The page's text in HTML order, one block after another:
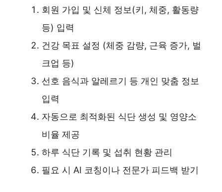
회원 가입 및 신체 정보(키, 체중, 활동량
등) 입력
건강 목표 설정 (체중 감량, 근육 증가, 벌
크업 등)
선호 음식과 알레르기 등 개인 맞춤 정보
입력
자동으로 최적화된 식단 생성 및 영양소
비율 제공
하루 식단 기록 및 섭취 현황 관리
필요 시 AI 코칭이나 전문가 피드백 받기